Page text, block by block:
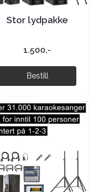
Stor lydpakke
1.500,-
Bestill